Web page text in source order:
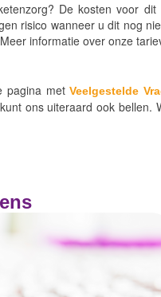
De kosten voor
risico wanneer u dit nog
informatie over onze
pagina metVeelgestelde
ons uiteraard ook bellen.